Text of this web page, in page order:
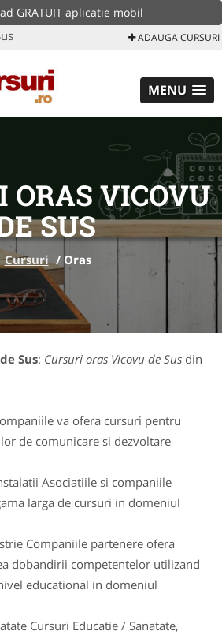
GRATUIT aplicatie mobil
ADAUGA CURSURI
MENU
ORAS VICOVU
SUS
Cursuri / Oras
Sus: Cursuri oras Vicovu de Sus din
va ofera cursuri pentru
de comunicare si dezvoltare
Asociatiile si companiile
larga de cursuri in domeniul
Companiile partenere ofera
dobandirii competentelor utilizand
educational in domeniul
Cursuri Educatie / Sanatate,